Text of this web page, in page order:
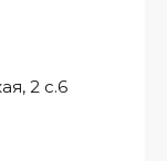
2 с.6